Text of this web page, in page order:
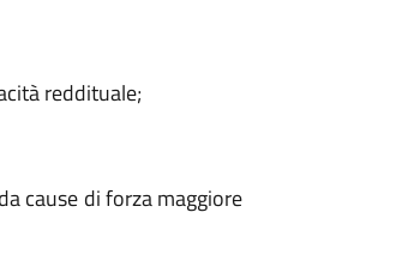
reddituale;
cause di forza maggiore